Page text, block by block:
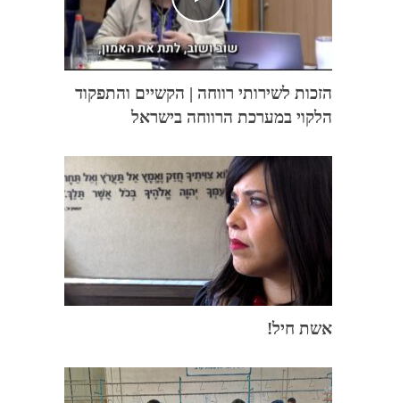
הזכות לשירותי רווחה | הקשיים והתפקוד
הלקוי במערכת הרווחה בישראל
אשת חיל!